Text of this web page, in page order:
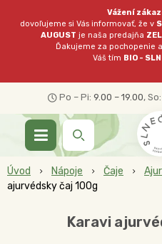
Vážení
dovoľujeme si Vás informovať, že v
AUGUST je naša predajňa
Ďakujeme za pochopenie
Váš tím BIO -
Po – Pi: 9.00 – 19.00, So:
Úvod Nápoje Čaje
ajurvédsky čaj 100g
Karavi